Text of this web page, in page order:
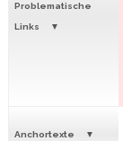
Problematische
Links
Anchortexte